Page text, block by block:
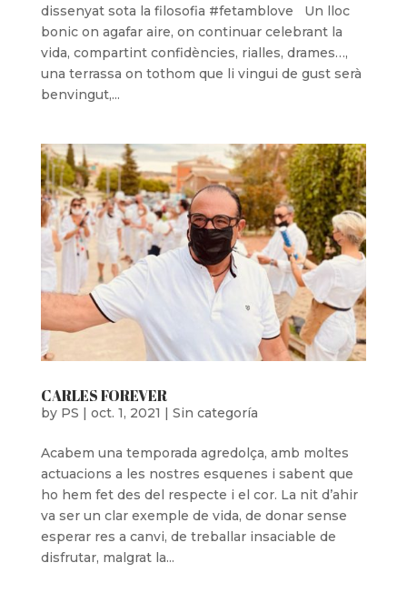
dissenyat sota la filosofia #fetamblove Un lloc
bonic on agafar aire, on continuar celebrant la
vida, compartint confidències, rialles, drames…,
una terrassa on tothom que li vingui de gust serà
benvingut,...
CARLES FOREVER
by PS | oct. 1, 2021 | Sin categoría
Acabem una temporada agredolça, amb moltes
actuacions a les nostres esquenes i sabent que
ho hem fet des del respecte i el cor. La nit d’ahir
va ser un clar exemple de vida, de donar sense
esperar res a canvi, de treballar insaciable de
disfrutar, malgrat la...